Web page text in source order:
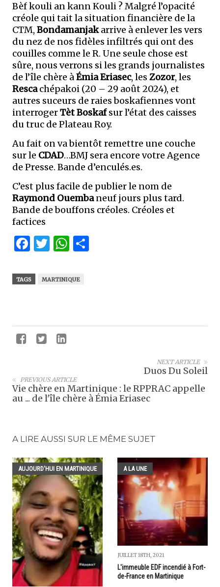
Bèf kouli an kann Kouli ? Malgré l’opacité
créole qui tait la situation financière de la
CTM, Bondamanjakarrive à enlever les vers
du nez de nos fidèles infiltrés qui ont des
couilles comme le R. Une seule chose est
sûre, nous verrons si les grands journalistes
de l’île chère àÉmia Eriasec, les Zozor, les
Rescachépakoi (20 – 29 août 2024), et
autres suceurs de raies boskafiennes vont
interrogerTèt Boskafsur l’état des caisses
du truc de Plateau Roy.
Au fait on va bientôt remettre une couche
sur le CDAD…BMJ sera encore votre Agence
de Presse. Bande d’enculés.es.
C’est plus facile de publier le nom de
Raymond Ouembaneuf jours plus tard.
Bande de bouffons créoles. Créoles et
factices
Facebook
Twitter
WhatsApp
TAGS MARTINIQUE
NEXT ARTICLE
Duos Du Soleil
PREVIOUS ARTICLE
Vie chère en Martinique : le RPPRAC appelle
au ... de l'île chère à Émia Eriasec
A LIRE AUSSI SUR LE MÊME SUJET
AUJOURD'HUI EN MARTINIQUE A LA UNE
JUILLET 18TH, 2021
L'immeuble EDF incendié à Fort-
de-France en Martinique